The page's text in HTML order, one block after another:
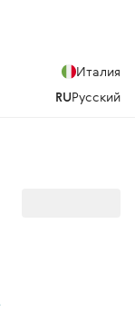
Италия
RUРусский